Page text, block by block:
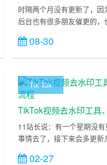
时隔两个月没有更新了，
后台也有很多朋友催更的，
但实在没法回复这么多,这
复正常更新,这个网站建立
长本身运营TK的经验和知
新手朋友，这点我本人没想
受限于站长本身野路子出身
的，有时候分享的东……
08-30
Tik Tok
TikTok视频去⽔印⼯具
11站长说：有一个星期没
事情去了，接下来会多更
源：原创和搬运11站长⿎
拍确实有⼀定难度，很可
02-27